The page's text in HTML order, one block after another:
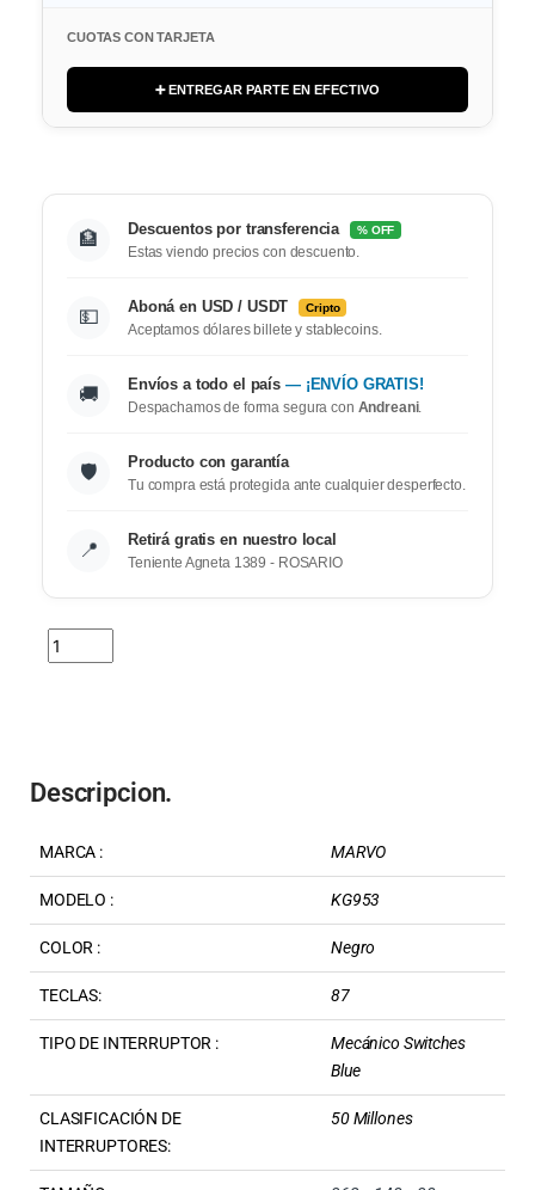
CUOTAS CON TARJETA
➕ ENTREGAR PARTE EN EFECTIVO
🏦 Descuentos por transferencia % OFF
Estas viendo precios con descuento.
💵 Aboná en USD / USDT Cripto
Aceptamos dólares billete y stablecoins.
🚚 Envíos a todo el país — ¡ENVÍO GRATIS!
Despachamos de forma segura con Andreani.
🛡️ Producto con garantía
Tu compra está protegida ante cualquier desperfecto.
📍 Retirá gratis en nuestro local
Teniente Agneta 1389 - ROSARIO
Descripcion.
MARCA : MARVO
MODELO : KG953
COLOR : Negro
TECLAS: 87
TIPO DE INTERRUPTOR :
Mecánico Switches
Blue
CLASIFICACIÓN DE
INTERRUPTORES:
50 Millones